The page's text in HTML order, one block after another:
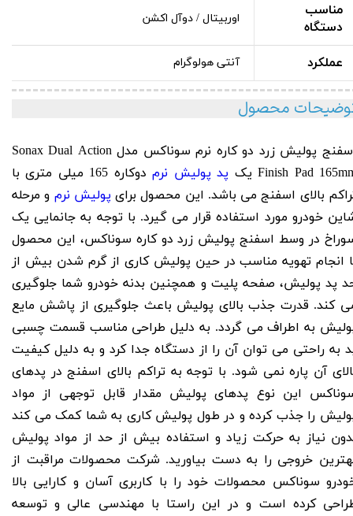
مناسب
دستگاه
اوربیتال / دوآل اکشن
عملکرد آنتی هولوگرام
محصول
اسفنج پولیش زرد دو کاره نرم سوناکس مدل Sonax Dual Action
Finish Padیک پد پولیش نرم
دوکاره 165 میلی متری با
بالای اسفنج می باشد. این محصول برای پولیش نرم و مرحله
خودرو مورد استفاده قرار می گیرد. با توجه به جانمایی یک
در وسط اسفنج پولیش زرد دو کاره سوناکس، این محصول
انجام تهویه مناسب در حین پولیش کاری از گرم شدن بیش از
پد پولیش، صفحه پلیت و همچنین بدنه خودرو شما جلوگیری
کند. قدرت جذب بالای پولیش باعث جلوگیری از پاشش مایع
به اطراف می گردد. به دلیل طراحی مناسب قسمت چسبی
به راحتی می توان آن را از دستگاه جدا کرد و به دلیل کیفیت
آن پاره نمی شود. با توجه به تراکم بالای اسفنج در پدهای
این نوع پدهای پولیش مقدار قابل توجهی از مواد
را جذب کرده و در طول پولیش کاری به شما کمک می کند
نیاز به حرکت زیاد و استفاده بیش از حد از مواد پولیش
خروجی را به دست بیاورید. شرکت محصولات مراقبت از
سوناکس محصولات خود را با کاربری آسان و کارایی بالا
کرده است و در این راستا با مهندسی عالی و توسعه